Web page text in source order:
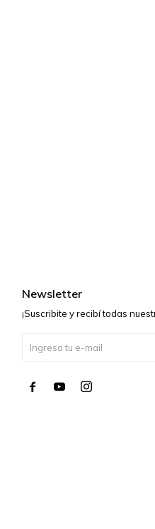
Newsletter
¡Suscribite y recibí todas
  